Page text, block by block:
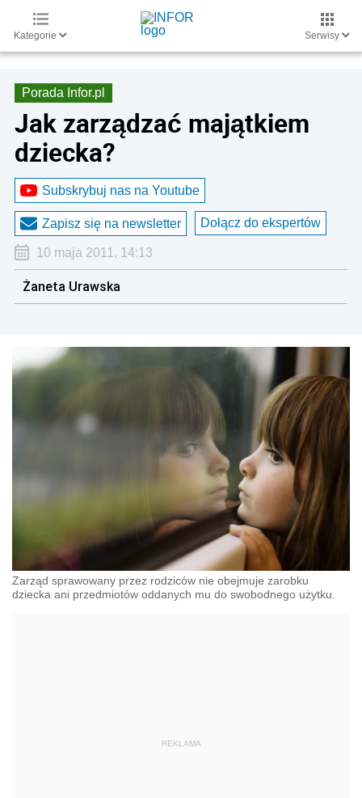
Kategorie Serwisy
Porada Infor.pl
Jak zarządzać majątkiem
dziecka?
Subskrybuj nas na Youtube
Zapisz się na newsletter Dołącz do ekspertów
10 maja 2011, 14:13
Żaneta Urawska
Zarząd sprawowany przez rodziców nie obejmuje zarobku
dziecka ani przedmiotów oddanych mu do swobodnego użytku.